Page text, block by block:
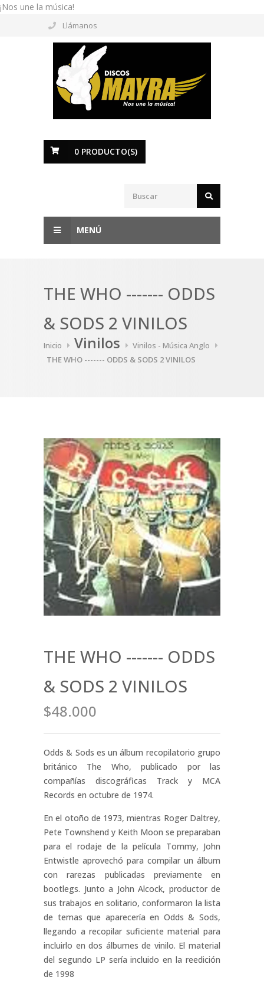
¡Nos une la música!
Llámanos
0 PRODUCTO(S)
MENÚ
THE WHO ------- ODDS
& SODS 2 VINILOS
Inicio Vinilos
Vinilos - Música Anglo
THE WHO ------- ODDS & SODS 2 VINILOS
THE WHO ------- ODDS
& SODS 2 VINILOS
$48.000
Odds & Sods es un álbum recopilatorio grupo
británico The Who, publicado por las
compañías discográficas Track y MCA
Records en octubre de 1974.
En el otoño de 1973, mientras Roger Daltrey,
Pete Townshend y Keith Moon se preparaban
para el rodaje de la película Tommy, John
Entwistle aprovechó para compilar un álbum
con rarezas publicadas previamente en
bootlegs. Junto a John Alcock, productor de
sus trabajos en solitario, conformaron la lista
de temas que aparecería en Odds & Sods,
llegando a recopilar suficiente material para
incluirlo en dos álbumes de vinilo. El material
del segundo LP sería incluido en la reedición
de 1998